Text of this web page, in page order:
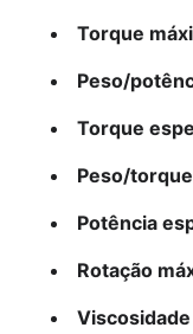
Torque
Peso/
Torque
Peso/torque
Potência
Rotação